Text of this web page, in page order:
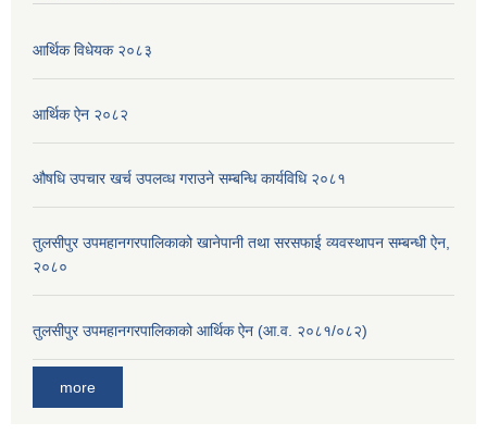
आर्थिक विधेयक २०८३
आर्थिक ऐन २०८२
औषधि उपचार खर्च उपलव्ध गराउने सम्बन्धि कार्यविधि २०८१
तुलसीपुर उपमहानगरपालिकाको खानेपानी तथा सरसफाई व्यवस्थापन सम्बन्धी ऐन,
२०८०
तुलसीपुर उपमहानगरपालिकाको आर्थिक ऐन (आ.व. २०८१/०८२)
more